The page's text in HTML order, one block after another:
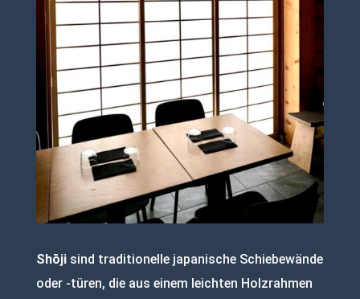
Shōjisind traditionelle japanische Schiebewände
oder -türen, die aus einem leichten Holzrahmen